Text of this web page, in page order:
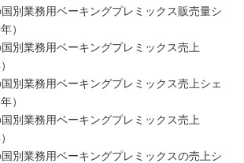
国別業務用ベーキングプレミックス販売量シ
）
国別業務用ベーキングプレミックス売上
国別業務用ベーキングプレミックス売上シェ
）
国別業務用ベーキングプレミックス売上
国別業務用ベーキングプレミックスの売上シ